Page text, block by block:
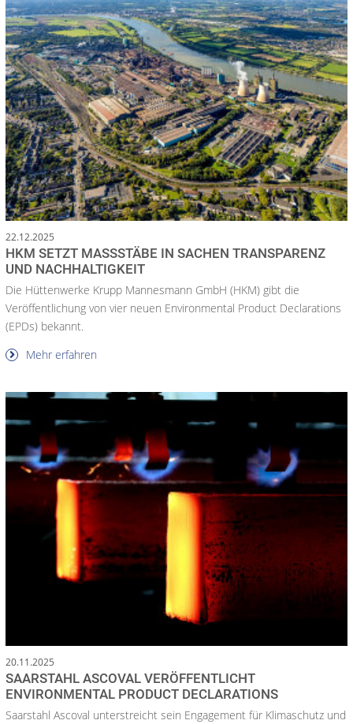
22.12.2025
HKM SETZT MASSSTÄBE IN SACHEN TRANSPARENZ U
ND NACHHALTIGKEIT
Die Hüttenwerke Krupp Mannesmann GmbH (HKM) gibt die
Veröffentlichung von vier neuen Environmental Product Declarations
(EPDs) bekannt.
Mehr erfahren
20.11.2025
SAARSTAHL ASCOVAL VERÖFFENTLICHT
ENVIRONMENTAL PRODUCT DECLARATIONS
Saarstahl Ascoval unterstreicht sein Engagement für Klimaschutz und